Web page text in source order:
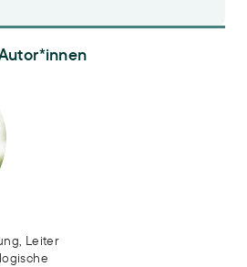
Leiter